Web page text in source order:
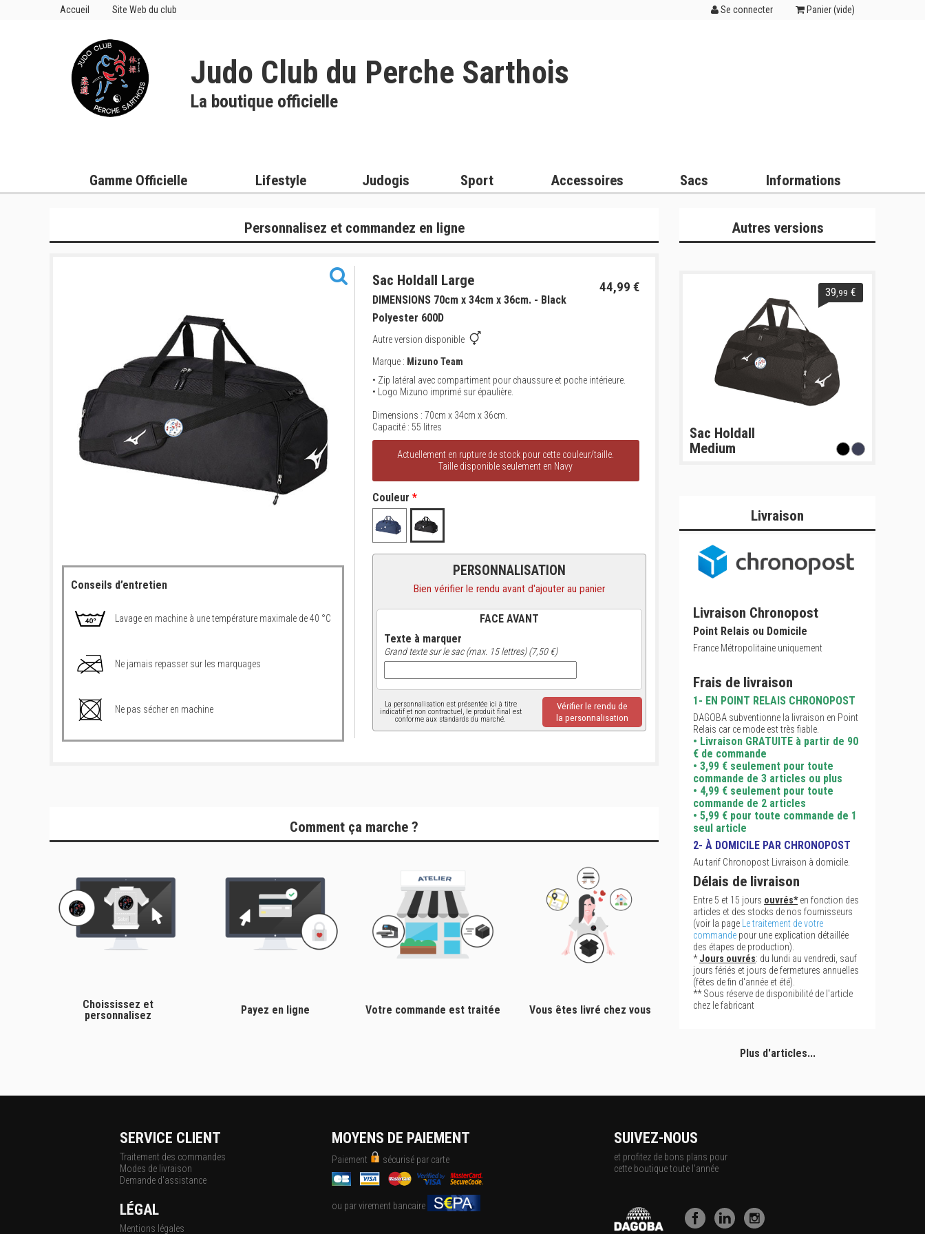
Accueil Site Web du club Se connecter Panier (vide)
Judo Club du Perche Sarthois
La boutique officielle
Gamme Officielle Lifestyle Judogis Sport Accessoires Sacs Informations
Personnalisez et commandez en ligne
Conseils d’entretien
Lavage en machine à une température maximale de 40 °C
Ne jamais repasser sur les marquages
Ne pas sécher en machine
Sac Holdall Large 44,99 €
DIMENSIONS 70cm x 34cm x 36cm. - Black
Polyester 600D
Autre version disponible
Marque : Mizuno Team
• Zip latéral avec compartiment pour chaussure et poche intérieure.
• Logo Mizuno imprimé sur épaulière.
Dimensions : 70cm x 34cm x 36cm.
Capacité : 55 litres
Actuellement en rupture de stock pour cette couleur/taille.
Taille disponible seulement en Navy
Couleur *
PERSONNALISATION
Bien vérifier le rendu avant d'ajouter au panier
FACE AVANT
Texte à marquer
Grand texte sur le sac (max. 15 lettres) (7,50 €)
La personnalisation est présentée ici à titre
indicatif et non contractuel, le produit final est
conforme aux standards du marché.
Vérifier le rendu de
la personnalisation
Comment ça marche ?
Choississez et
personnalisez
Payez en ligne Votre commande est traitée Vous êtes livré chez vous
Autres versions
39 ,99 €
Sac Holdall
Medium
Livraison
Livraison Chronopost
Point Relais ou Domicile
France Métropolitaine uniquement
Frais de livraison
1- EN POINT RELAIS CHRONOPOST
DAGOBA subventionne la livraison en Point
Relais car ce mode est très fiable.
• Livraison GRATUITE à partir de 90
€ de commande
• 3,99 € seulement pour toute
commande de 3 articles ou plus
• 4,99 € seulement pour toute
commande de 2 articles
• 5,99 € pour toute commande de 1
seul article
2- À DOMICILE PAR CHRONOPOST
Au tarif Chronopost Livraison à domicile.
Délais de livraison
Entre 5 et 15 jours ouvrés*en fonction des
articles et des stocks de nos fournisseurs
(voir la page
Le traitement de votre
commande pour une explication détaillée
des étapes de production).
*Jours ouvrés: du lundi au vendredi, sauf
jours fériés et jours de fermetures annuelles
(fêtes de fin d'année et été).
** Sous réserve de disponibilité de l'article
chez le fabricant
Plus d'articles...
SERVICE CLIENT
Traitement des commandes
Modes de livraison
Demande d'assistance
LÉGAL
Mentions légales
MOYENS DE PAIEMENT
Paiement sécurisé par carte
ou par virement bancaire
SUIVEZ-NOUS
et profitez de bons plans pour
cette boutique toute l'année